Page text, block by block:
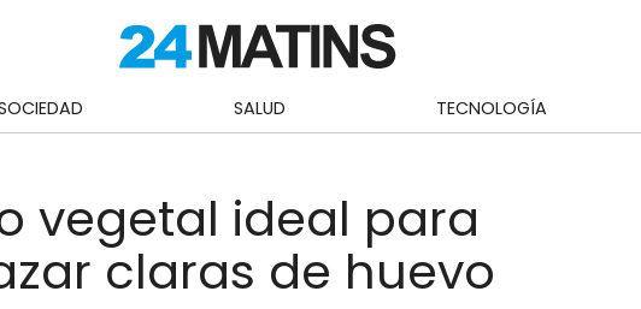
SALUD TECNOLOGÍA
vegetal ideal para
claras de huevo